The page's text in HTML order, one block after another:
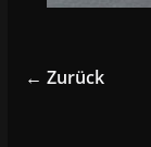
← Zurück